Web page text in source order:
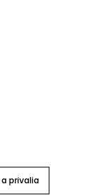
privalia